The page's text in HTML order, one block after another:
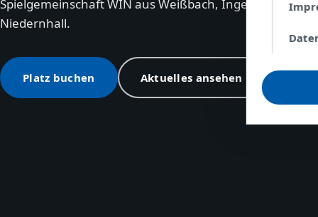
Spielgemeinschaft WIN aus Weißbach, Ingelfingen und
Niedernhall.
Platz buchen Aktuelles ansehen